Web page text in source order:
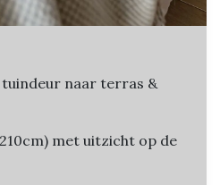
naar terras &
met uitzicht op de